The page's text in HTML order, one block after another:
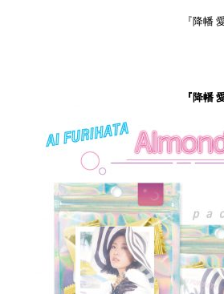
『降幡
『降幡